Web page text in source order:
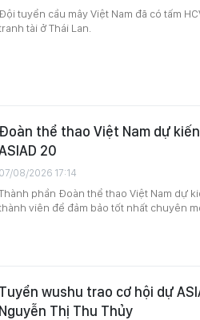
Đội tuyển cầu mây Việt Nam đã có tấm
tài ở Thái Lan.
Đoàn thể thao Việt Nam dự
20
07/08/2026 17:14
phần Đoàn thể thao Việt Nam dự
viên để đảm bảo tốt nhất chuyên
Tuyển wushu trao cơ hội dự
Nguyễn Thị Thu Thủy